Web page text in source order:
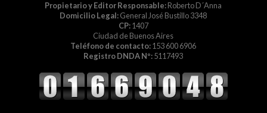
Propietario y Editor Responsable:Roberto D´Anna
Domicilio Legal:General José Bustillo 3348
CP:1407
Ciudad de Buenos Aires
Teléfono de contacto:153 600 6906
Registro DNDA Nº:5117493